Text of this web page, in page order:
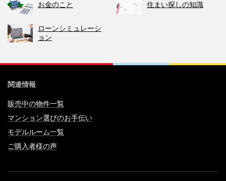
お金のこと 住まい探しの知識
ローンシミュレーシ
ョン
関連情報
販売中の物件一覧
マンション選びのお手伝い
モデルルーム一覧
ご購入者様の声